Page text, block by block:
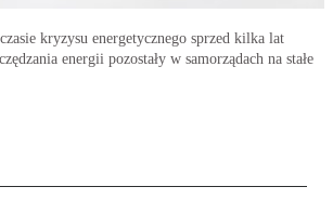
kryzysu energetycznego sprzed kilka lat
energii pozostały w samorządach na stałe